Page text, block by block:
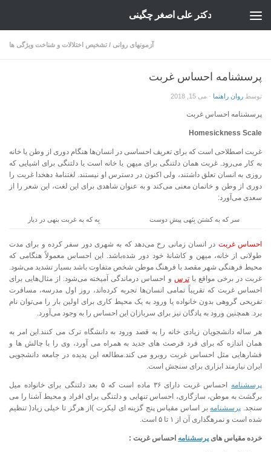
دکتر علی اصغر چگینی
آزمونهای روانی / تشخیص اختلالات و شناخت ویژگی ها
پرسشنامه احساس غربت
توسط روان راهنما · می 15, 2018
پرسشنامه احساس غربت
Homesickness Scale
غربت اصطلاحی است که برای تعریف احساسی در انسان‌ها هنگام دوری از وطن یا خانه
به کار می‌رود. غربت همان دلتنگی برای میهن یا خانه است یا دلتنگی برای اشیایی که
روزی به انسان تعلق داشتند، ولی اکنون در دسترس او نیستند. لغتنامهٔ دهخدا غربت را
دوری از وطن و خانمان معنی می‌کند و به عنوان شاهدی برای این لغت، این شعر را از
سعدی می‌آورد:
سر که به کشتن بِنَهی پیشِ دوست بِه که به غربت بنهی در دیار
احساس غربت در انسان زمانی رخ می‌دهد که به شهری دور سفر کرده و برای مدت
طولانی از خانه، میهن و کاشانهٔ خود دور شده‌باشد. این احساس معمولاً هنگامی که
محیط فرهنگی شهر مقصد با فرهنگ موطن شخص متفاوت باشد بسیار تشدید می‌شود.
غربت در برخی مواقع باترس و احساس درماندگی آمیخته می‌شود. از مثال‌هایی برای
احساس غربت که تقریباً تمامی انسان‌ها تجربه کرده‌اند، روز اول مدرسه، مسافرت
تفریحی گروهی بدون خانواده یا ورود به یک محیط کاری برای اولین بار را می‌توان نام
برد. همچنین ورود به پادگان نیز برای سربازان این احساس را به وجود می‌آورد.
هر ساله دانشجویان زیادی خانه را به قصد ورود به دانشگاه ترک می کنند.این امر به
همان اندازه که برای فرد فرصت های جدید به همراه می آورد، وی را با چالش ها و
فشارهایی مثل احساس غربت روبرو می کند.مطالعه این پدیده در جامعه دانشجویی
ایران نیازمند ابزاری برای سنجش است.
پرسشنامه
احساس غربت دارای ۳۶ ماده است که ۵ بعد دلتنگى براى خانواده میل
برگشت به موطن، سازگارى، احساس تنهایی و دلتنگى براى افراد و محیط آشنا را می
سنجد. پرسشنامه بر اساس مقیاس پنج گزینه ای لیکرت )از هرگز تا خیلی زیاد( تنظیم
شده است و نمرهگذاری آن از ۱ تا ۵ است.
خرده مقیاس هایپرسشنامه احساس غربت :